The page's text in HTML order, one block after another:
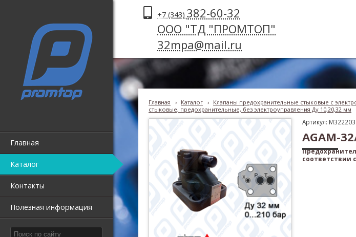
Главная
Каталог
Контакты
Полезная информация
+7 (343) 382-60-32
ООО "ТД "ПРОМТОП"
32mpa@mail.ru
Главная › Каталог › Клапаны предохранительные стыковые с
стыковые, предохранительные, без электроуправления Ду 10,20,32 мм
Артикул: M322203
AGAM-
соответствии